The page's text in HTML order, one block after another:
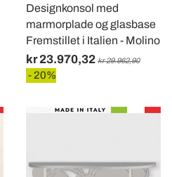
Designkonsol med
marmorplade og glasbase
Fremstillet i Italien - Molino
kr 23.970,32 kr 29.962,90
- 20%